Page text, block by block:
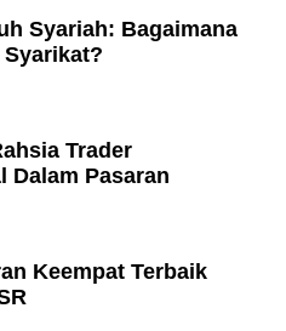
Syariah: Bagaimana
Syarikat?
Trader
Dalam Pasaran
Keempat Terbaik